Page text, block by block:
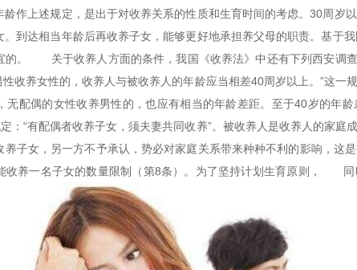
上述规定，是出于对收养关系的性质和生育时间的考虑。30周岁以
到达相当年龄后再收养子女，能够更好地承担养父母的职责。基于
的。 关于收养人方面的条件，我国《收养法》中还有下列西安
收养女性的，收养人与被收养人的年龄应当相差40周岁以上。”这一
无配偶的女性收养男性的，也应有相当的年龄差距。至于40岁的
：“有配偶者收养子女，须夫妻共同收养”。被收养人是收养人的家庭
养子女，另一方不予承认，势必对家庭关系带来种种不利的影响，
收养一名子女的数量限制（第8条）。为了坚持计划生育原则，